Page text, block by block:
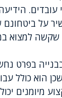
על
למצוא
בפרט
הוא כולל
מיומנים